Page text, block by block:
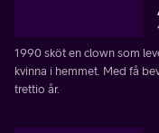
1990 sköt en clown som
kvinna i hemmet. Med få
trettio år.